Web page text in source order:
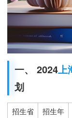
一、 2024上
划
招生省
招生年